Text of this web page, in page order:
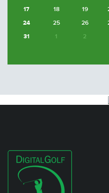
17
18 19
24
25 26
31
1 2